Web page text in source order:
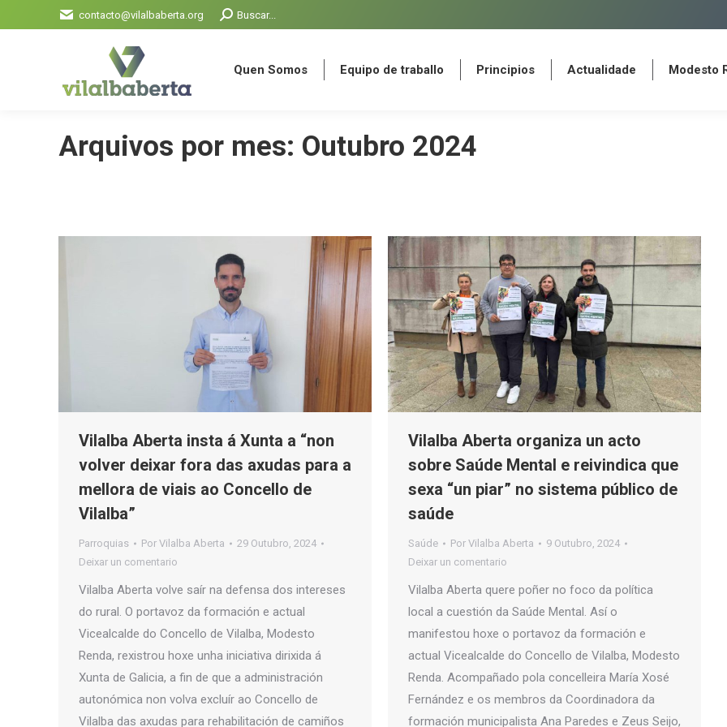
contacto@vilalbaberta.org Search:Buscar...
Quen Somos Equipo de traballo Principios Actualidade Modesto
Arquivos por mes: Outubro 2024
Vilalba Aberta insta á Xunta a “non
volver deixar fora das axudas para a
mellora de viais ao Concello de
Vilalba”
Parroquias Por Vilalba Aberta
29 Outubro, 2024
Deixar un comentario
Vilalba Aberta volve saír na defensa dos intereses
do rural. O portavoz da formación e actual
Vicealcalde do Concello de Vilalba, Modesto
Renda, rexistrou hoxe unha iniciativa dirixida á
Xunta de Galicia, a fin de que a administración
autonómica non volva excluír ao Concello de
Vilalba das axudas para rehabilitación de camiños
Vilalba Aberta organiza un acto
sobre Saúde Mental e reivindica que
sexa “un piar” no sistema público de
saúde
Saúde Por Vilalba Aberta
9 Outubro, 2024
Deixar un comentario
Vilalba Aberta quere poñer no foco da política
local a cuestión da Saúde Mental. Así o
manifestou hoxe o portavoz da formación e
actual Vicealcalde do Concello de Vilalba, Modesto
Renda. Acompañado pola concelleira María Xosé
Fernández e os membros da Coordinadora da
formación municipalista Ana Paredes e Zeus Seijo,
Quen Somos Equipo de traballo Principios Actualidade Modesto